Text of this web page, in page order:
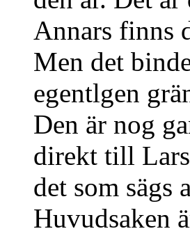
Annars finns
Men det
egentlgen
Den är nog
direkt till
det som
Huvudsaken